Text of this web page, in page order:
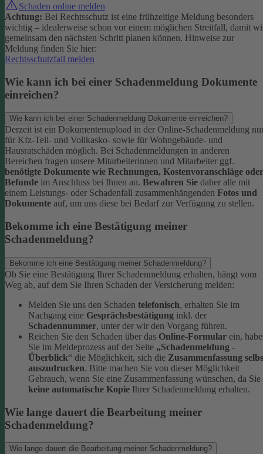
Schaden online melden
Achtung: Bei Rechtsschutz ist eine frühzeitige Meldung besonders
wichtig – idealerweise schon vor einem möglichen Streitfall, damit
gemeinsam den nächsten Schritt planen können. Hinweise zur
Meldung finden Sie hier:
Rechtsschutzfall melden
Wie kann ich bei einer Schadenmeldung Dokumente
einreichen?
Wie kann ich bei einer Schadenmeldung Dokumente einreichen?
Derzeit ist ein Dokumentenupload in der Online-Schadenmeldung
für Kfz-Teil- und Vollkasko- sowie für Wohngebäude- und
Hausratschäden möglich. Bei Schadenmeldungen in anderen
Bereichen fragen unsere Mitarbeiterinnen und Mitarbeiter ggf.
benötigte Dokumente wie Rechnungen, Kostenvoranschläge oder
Befunde im Anschluss bei Ihnen an. Bewahren Sie daher alle mit
einem Leistungs- oder Schadenfall zusammenhängenden Fotos und
Dokumente auf, um uns diese bei Bedarf zur Verfügung zu stellen.
Bekomme ich eine Bestätigung meiner
Schadenmeldung?
Bekomme ich eine Bestätigung meiner Schadenmeldung?
Ob Sie eine Bestätigung Ihrer Schadenmeldung erhalten, hängt vom
Weg ab, auf dem Sie Ihren Schaden der Versicherung melden:
Melden Sie uns den Schaden telefonisch, erhalten Sie im
Nachgang eine Gesprächsbestätigung inkl. der
Schadennummer, unter der wir den Vorgang führen.
Reichen Sie den Schaden über das Online-Formular ein,
Sie im Meldeprozess auf der Seite „Schadenmeldung -
Überblick“ die Möglichkeit, sich die Zusammenfassung
auszudrucken. Bitte machen Sie von dieser Möglichkeit
Gebrauch, wenn Sie eine Zusammenfassung wünschen, da Sie
keine automatische Kopie Ihrer Schadenmeldung erhalten.
Wie lange dauert die Bearbeitung meiner
Schadenmeldung?
Wie lange dauert die Bearbeitung meiner Schadenmeldung?